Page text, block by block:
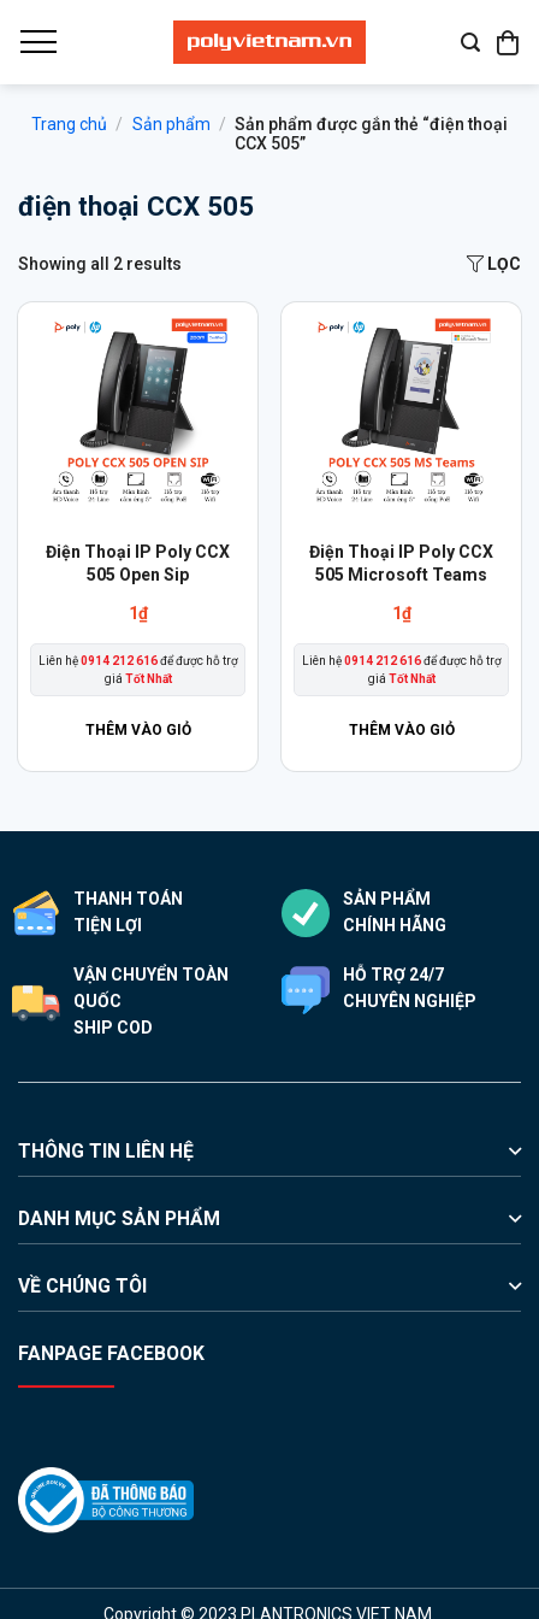
qua
Trang chủ / Sản phẩm / Sản phẩm được gắn thẻ “điện thoại
CCX 505”
điện thoại CCX 505
Showing all 2 results LỌC
Điện Thoại IP Poly CCX
505 Open Sip
1₫
Liên hệ0914 212 616để được hỗ trợ
giá Tốt Nhất
THÊM VÀO GIỎ
Điện Thoại IP Poly CCX
505 Microsoft Teams
1₫
Liên hệ0914 212 616để được hỗ trợ
giá Tốt Nhất
THÊM VÀO GIỎ
THANH TOÁN
TIỆN LỢI
SẢN PHẨM
CHÍNH HÃNG
VẬN CHUYỂN TOÀN
QUỐC
SHIP COD
HỖ TRỢ 24/7
CHUYÊN NGHIỆP
THÔNG TIN LIÊN HỆ
DANH MỤC SẢN PHẨM
VỀ CHÚNG TÔI
FANPAGE FACEBOOK
Copyright © 2023 PLANTRONICS VIET NAM.